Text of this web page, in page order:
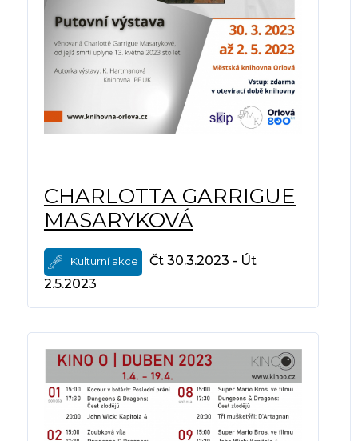
CHARLOTTA GARRIGUE
MASARYKOVÁ
Kulturní akce
Čt 30.3.2023 - Út
2.5.2023